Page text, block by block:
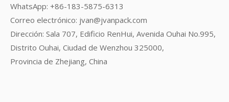
WhatsApp: +86-183-5875-6313
Correo electrónico: jvan@jvanpack.com
Dirección: Sala 707, Edificio RenHui, Avenida Ouhai No.995,
Distrito Ouhai, Ciudad de Wenzhou 325000,
Provincia de Zhejiang, China